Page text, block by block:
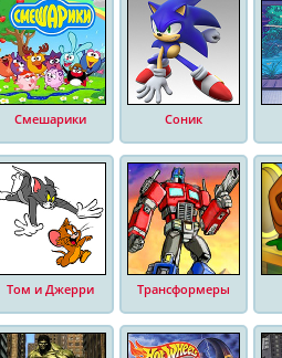
Смешарики Соник
Том и Джерри Трансформеры